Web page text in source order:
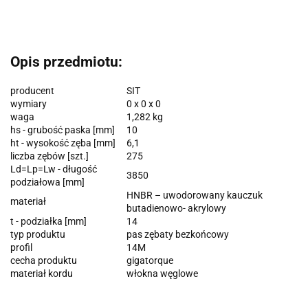
Opis przedmiotu:
producent
SIT
wymiary
0 x 0 x 0
waga
1,282 kg
hs - grubość paska [mm]
10
ht - wysokość zęba [mm]
6,1
liczba zębów [szt.]
275
Ld=Lp=Lw - długość
podziałowa [mm]
3850
materiał
HNBR – uwodorowany kauczuk
butadienowo- akrylowy
t - podziałka [mm]
14
typ produktu
pas zębaty bezkońcowy
profil
14M
cecha produktu
gigatorque
materiał kordu
włokna węglowe